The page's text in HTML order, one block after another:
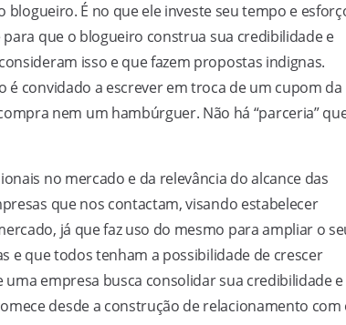
É no que ele investe seu tempo e
que o blogueiro construa sua credibilidade e
isso e que fazem propostas indignas.
é convidado a escrever em troca de um cupom da
nem um hambúrguer. Não há “parceria”
no mercado e da relevância do alcance das
que nos contactam, visando estabelecer
já que faz uso do mesmo para ampliar o
e que todos tenham a possibilidade de crescer
uma empresa busca consolidar sua credibilidade e
desde a construção de relacionamento com